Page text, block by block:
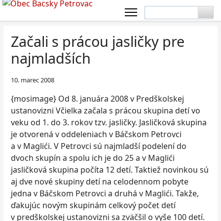
Začali s prácou jasličky pre
najmladších
10. marec 2008
{mosimage} Od 8. januára 2008 v Predškolskej
ustanovizni Včielka začala s prácou skupina detí vo
veku od 1. do 3. rokov tzv. jasličky. Jasličková skupina
je otvorená v oddeleniach v Báčskom Petrovci
a v Maglići. V Petrovci sú najmladší podelení do
dvoch skupín a spolu ich je do 25 a v Maglići
jasličková skupina počíta 12 detí. Taktiež novinkou sú
aj dve nové skupiny detí na celodennom pobyte
jedna v Báčskom Petrovci a druhá v Maglići. Takže,
ďakujúc novým skupinám celkový počet detí
v predškolskej ustanovizni sa zväčšil o vyše 100 detí.